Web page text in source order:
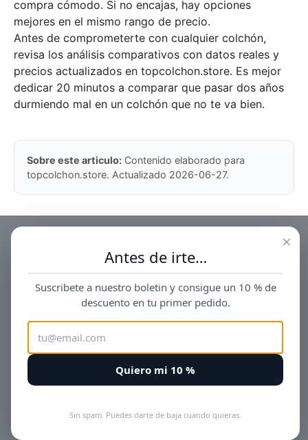
compra cómodo. Si no encajas, hay opciones
mejores en el mismo rango de precio.
Antes de comprometerte con cualquier colchón,
revisa los análisis comparativos con datos reales y
precios actualizados en topcolchon.store. Es mejor
dedicar 20 minutos a comparar que pasar dos años
durmiendo mal en un colchón que no te va bien.
Sobre este articulo: Contenido elaborado para
topcolchon.store. Actualizado 2026-06-27.
×
Antes de irte…
Suscribete a nuestro boletin y consigue un 10 % de
descuento en tu primer pedido.
Quiero mi 10 %
Sin spam. Puedes darte de baja cuando quieras.